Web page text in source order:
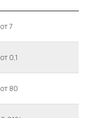
от 7
от 0,1
от 80